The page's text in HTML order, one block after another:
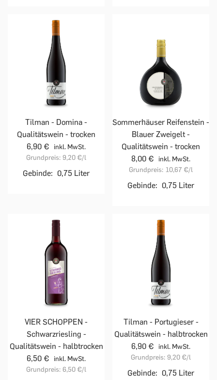
Tilman - Domina -
Qualitätswein - trocken
6,90 €
inkl. MwSt.
Grundpreis: 9,20 €/l
Gebinde: 0,75 Liter
Sommerhäuser Reifenstein -
Blauer Zweigelt -
Qualitätswein - trocken
8,00 €
inkl. MwSt.
Grundpreis: 10,67 €/l
Gebinde: 0,75 Liter
VIER SCHOPPEN -
Schwarzriesling -
Qualitätswein - halbtrocken
6,50 €
inkl. MwSt.
Grundpreis: 6,50 €/l
Tilman - Portugieser -
Qualitätswein - halbtrocken
6,90 €
inkl. MwSt.
Grundpreis: 9,20 €/l
Gebinde: 0,75 Liter